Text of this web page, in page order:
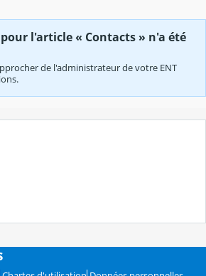
l'article « Contacts » n'a été
de l'administrateur de votre ENT